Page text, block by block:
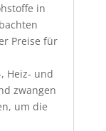
in
Preise für
Heiz- und
zwangen
um die